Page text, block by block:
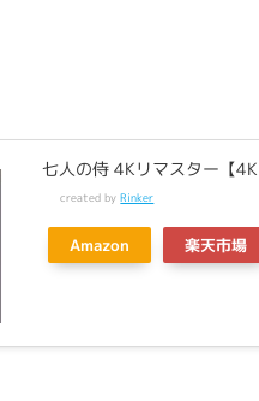
七人の侍 4Kリマスター【
created byRinker
Amazon 楽天市場